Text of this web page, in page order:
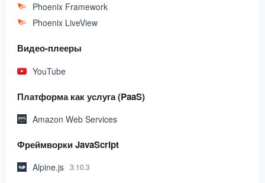
Phoenix Framework
Phoenix LiveView
Видео-плееры
YouTube
Платформа как услуга (PaaS)
Amazon Web Services
Фреймворки JavaScript
Alpine.js 3.10.3